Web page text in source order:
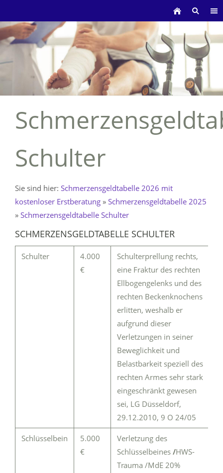
Schulter
Sie sind hier: Schmerzensgeldtabelle 2026 mit
kostenloser Erstberatung » Schmerzensgeldtabelle 2025
» Schmerzensgeldtabelle Schulter
SCHMERZENSGELDTABELLE SCHULTER
Schulter
4.000
€
Schulterprellung rechts,
eine Fraktur des rechten
Ellbogengelenks und des
rechten Beckenknochens
erlitten, weshalb er
aufgrund dieser
Verletzungen in seiner
Beweglichkeit und
Belastbarkeit speziell des
rechten Armes sehr stark
eingeschränkt gewesen
sei, LG Düsseldorf,
29.12.2010, 9 O 24/05
Schlüsselbein
5.000
€
Verletzung des
Schlüsselbeines /HWS-
Trauma /MdE 20%